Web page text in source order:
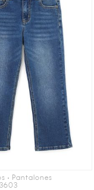
• Pantalones